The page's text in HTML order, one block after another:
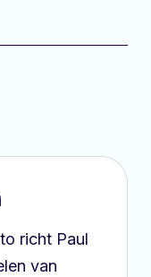
richt Paul
van